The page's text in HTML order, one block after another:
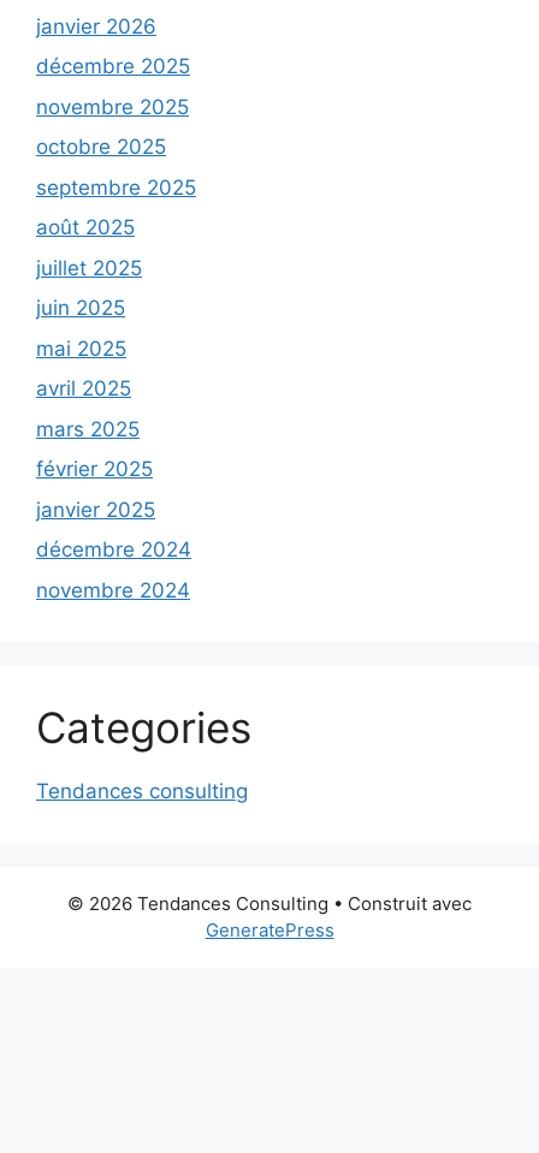
janvier 2026
décembre 2025
novembre 2025
octobre 2025
septembre 2025
août 2025
juillet 2025
juin 2025
mai 2025
avril 2025
mars 2025
février 2025
janvier 2025
décembre 2024
novembre 2024
Categories
Tendances consulting
© 2026 Tendances Consulting • Construit avec
GeneratePress